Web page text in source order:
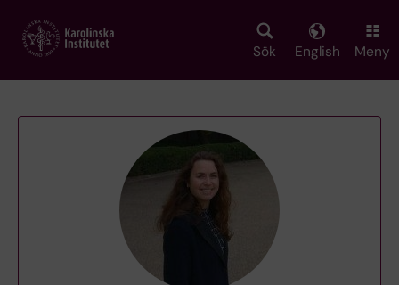
main
Sök English Meny